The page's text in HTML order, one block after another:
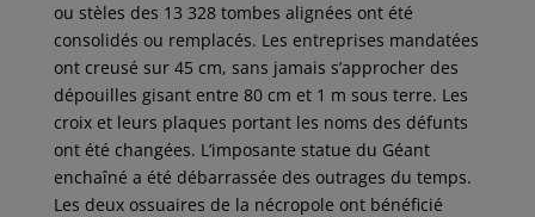
ou stèles des 13 328 tombes alignées ont été
consolidés ou remplacés. Les entreprises mandatées
ont creusé sur 45 cm, sans jamais s’approcher des
dépouilles gisant entre 80 cm et 1 m sous terre. Les
croix et leurs plaques portant les noms des défunts
ont été changées. L’imposante statue du Géant
enchaîné a été débarrassée des outrages du temps.
Les deux ossuaires de la nécropole ont bénéficié